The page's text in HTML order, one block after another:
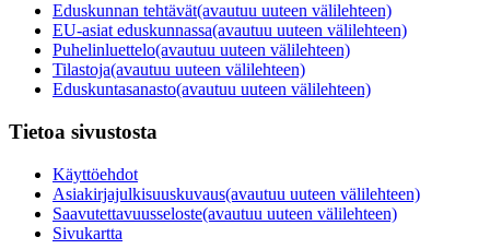
Eduskunnan tehtävät(avautuu uuteen välilehteen)
EU-asiat eduskunnassa(avautuu uuteen välilehteen)
Puhelinluettelo(avautuu uuteen välilehteen)
Tilastoja(avautuu uuteen välilehteen)
Eduskuntasanasto(avautuu uuteen välilehteen)
Tietoa sivustosta
Käyttöehdot
Asiakirjajulkisuuskuvaus(avautuu uuteen välilehteen)
Saavutettavuusseloste(avautuu uuteen välilehteen)
Sivukartta